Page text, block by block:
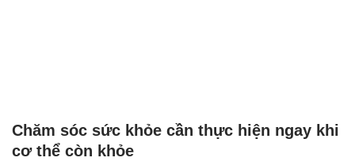
Chăm sóc sức khỏe cần thực hiện ngay khi
cơ thể còn khỏe